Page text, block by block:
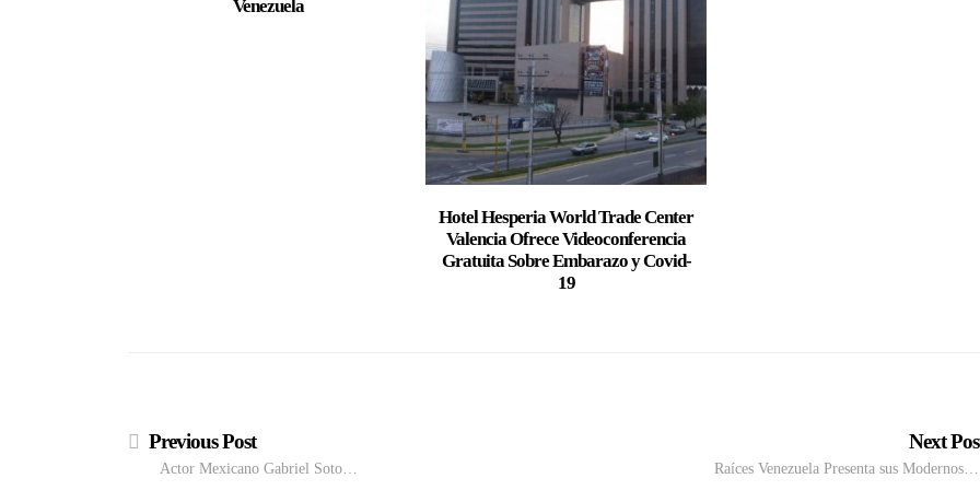
Venezuela
Hotel Hesperia World Trade Center
Valencia Ofrece Videoconferencia
Gratuita Sobre Embarazo y Covid-
19
Previous Post
Actor Mexicano Gabriel Soto…
Next
Raíces Venezuela Presenta sus Modernos…